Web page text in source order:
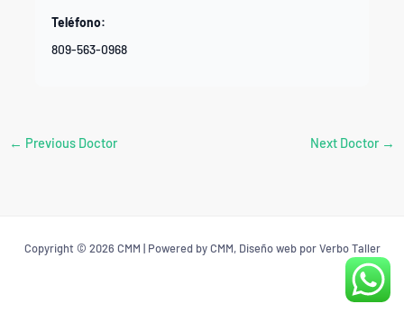
Teléfono:
809-563-0968
← Previous Doctor Next Doctor →
Copyright © 2026 CMM | Powered by CMM, Diseño web por Verbo Taller